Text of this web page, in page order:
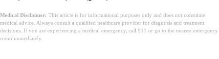
Medical Disclaimer: This article is for informational purposes only and does not constitute
medical advice. Always consult a qualified healthcare provider for diagnosis and treatment
decisions. If you are experiencing a medical emergency, call 911 or go to the nearest emergency
room immediately.